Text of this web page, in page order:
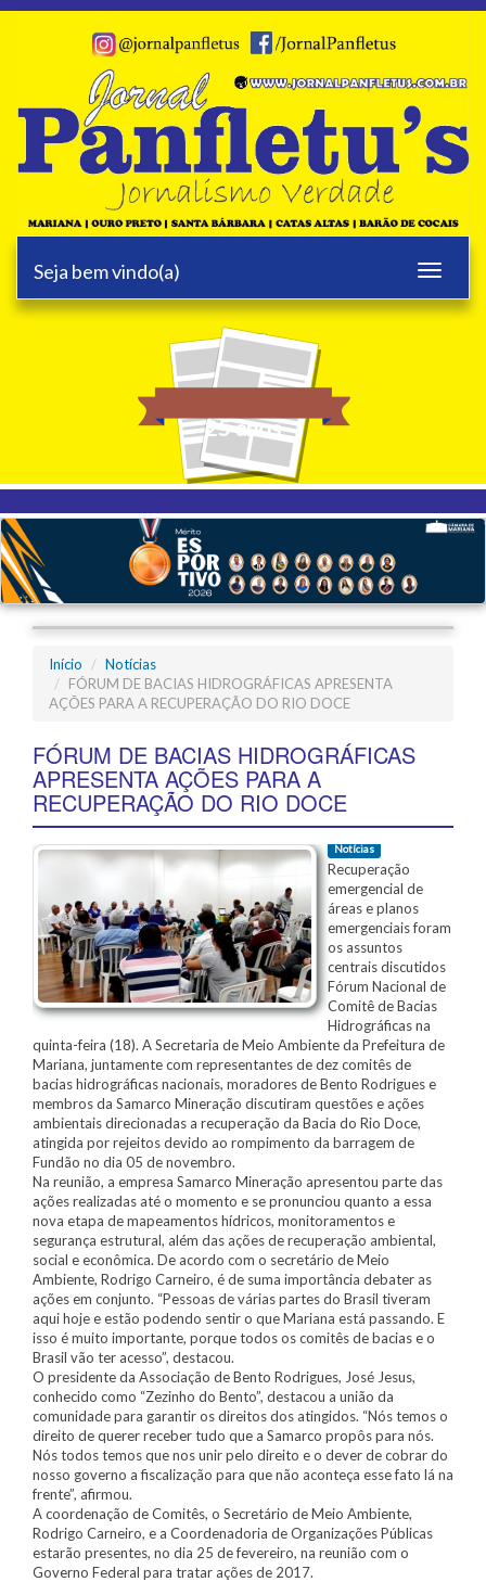
Toggle
Seja bem vindo(a)
25 anos
Início
Notícias
FÓRUM DE BACIAS HIDROGRÁFICAS APRESENTA
AÇÕES PARA A RECUPERAÇÃO DO RIO DOCE
FÓRUM DE BACIAS HIDROGRÁFICAS
APRESENTA AÇÕES PARA A
RECUPERAÇÃO DO RIO DOCE
Notícias
Recuperação
emergencial de
áreas e planos
emergenciais foram
os assuntos
centrais discutidos
Fórum Nacional de
Comitê de Bacias
Hidrográficas na
quinta-feira (18). A Secretaria de Meio Ambiente da Prefeitura de
Mariana, juntamente com representantes de dez comitês de
bacias hidrográficas nacionais, moradores de Bento Rodrigues e
membros da Samarco Mineração discutiram questões e ações
ambientais direcionadas a recuperação da Bacia do Rio Doce,
atingida por rejeitos devido ao rompimento da barragem de
Fundão no dia 05 de novembro.
Na reunião, a empresa Samarco Mineração apresentou parte das
ações realizadas até o momento e se pronunciou quanto a essa
nova etapa de mapeamentos hídricos, monitoramentos e
segurança estrutural, além das ações de recuperação ambiental,
social e econômica. De acordo com o secretário de Meio
Ambiente, Rodrigo Carneiro, é de suma importância debater as
ações em conjunto. “Pessoas de várias partes do Brasil tiveram
aqui hoje e estão podendo sentir o que Mariana está passando. E
isso é muito importante, porque todos os comitês de bacias e o
Brasil vão ter acesso”, destacou.
O presidente da Associação de Bento Rodrigues, José Jesus,
conhecido como “Zezinho do Bento”, destacou a união da
comunidade para garantir os direitos dos atingidos. “Nós temos o
direito de querer receber tudo que a Samarco propôs para nós.
Nós todos temos que nos unir pelo direito e o dever de cobrar do
nosso governo a fiscalização para que não aconteça esse fato lá na
frente”, afirmou.
A coordenação de Comitês, o Secretário de Meio Ambiente,
Rodrigo Carneiro, e a Coordenadoria de Organizações Públicas
estarão presentes, no dia 25 de fevereiro, na reunião com o
Governo Federal para tratar ações de 2017.